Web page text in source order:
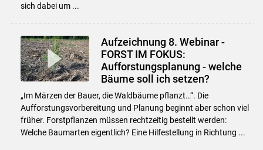
sich dabei um ...
Aufzeichnung 8. Webinar -
FORST IM FOKUS:
Aufforstungsplanung - welche
Bäume soll ich setzen?
„Im Märzen der Bauer, die Waldbäume pflanzt…“. Die
Aufforstungsvorbereitung und Planung beginnt aber schon viel
früher. Forstpflanzen müssen rechtzeitig bestellt werden:
Welche Baumarten eigentlich? Eine Hilfestellung in Richtung ...